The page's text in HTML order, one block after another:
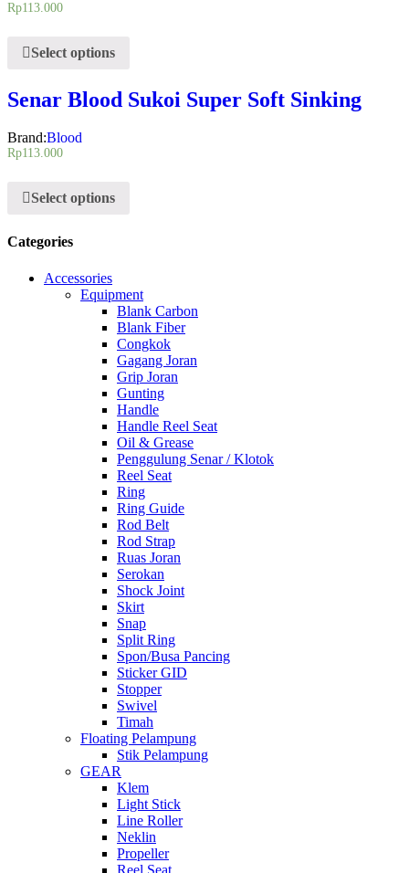
Rp113.000
Select options
Senar Blood Sukoi Super Soft Sinking
Brand:Blood
Rp113.000
Select options
Categories
Accessories
Equipment
Blank Carbon
Blank Fiber
Congkok
Gagang Joran
Grip Joran
Gunting
Handle
Handle Reel Seat
Oil & Grease
Penggulung Senar / Klotok
Reel Seat
Ring
Ring Guide
Rod Belt
Rod Strap
Ruas Joran
Serokan
Shock Joint
Skirt
Snap
Split Ring
Spon/Busa Pancing
Sticker GID
Stopper
Swivel
Timah
Floating Pelampung
Stik Pelampung
GEAR
Klem
Light Stick
Line Roller
Neklin
Propeller
Reel Seat